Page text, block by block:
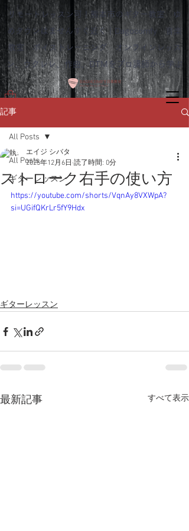
リモートレッスン可！熊本市のギター教室 ゆ
めタウンはませんすぐ近く｜Dagocomfy 音楽
教室 ボイストレーニング オンラインレッス
ン、ウクレレ、作曲、DTMをプロ講師から学ぶ
記事
All Posts
ギターレッスン
All Posts
ストローク右手の使い方
エイジ シバタ
2025年12月6日 読了時間: 0分
https://youtube.com/shorts/VqnAy8VXWpA?
si=UGifQKrLr5fY9Hdx
ギターレッスン
最新記事 すべて表示